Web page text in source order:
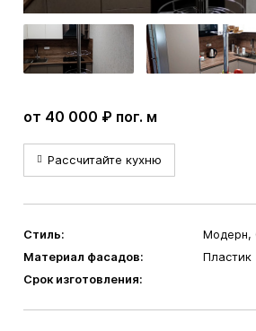
от 40 000 ₽ пог. м
Рассчитайте кухню
Стиль:
Модерн,
Материал фасадов:
Пластик
Срок изготовления: